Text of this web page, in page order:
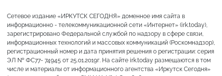
Сетевое издание «ИРКУТСК СЕГОДНЯ» доменное имя сайта в
информационно - телекоммуникационной сети «Интернет» (irk.today),
зарегистрировано Федеральной службой по надзору в сфере связи,
информационных технологий и массовых коммуникаций (Роскомнадзор),
регистрационный номер и дата принятия решения о регистрации: серия
ЭЛ № ФС77- 74945 от 25.01.2019г. На сайте irk.today размещаются в том
числе и материалы от информационного агентства «Иркутск Сегодня»